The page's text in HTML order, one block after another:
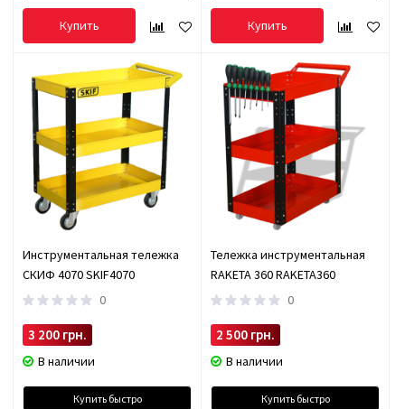
Купить Купить
Инструментальная тележка
СКИФ 4070 SKIF4070
0
3 200 грн.
В наличии
Купить быстро
Тележка инструментальная
RAKETA 360 RAKETA360
0
2 500 грн.
В наличии
Купить быстро